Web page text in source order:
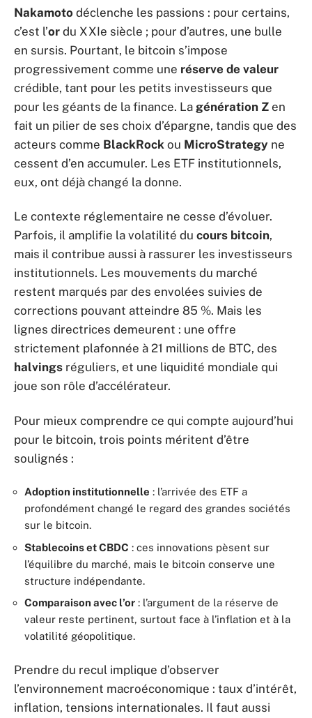
Nakamoto déclenche les passions : pour certains,
c’est l’or du XXIe siècle ; pour d’autres, une bulle
en sursis. Pourtant, le bitcoin s’impose
progressivement comme une réserve de valeur
crédible, tant pour les petits investisseurs que
pour les géants de la finance. La génération Z en
fait un pilier de ses choix d’épargne, tandis que des
acteurs comme BlackRock ou MicroStrategy ne
cessent d’en accumuler. Les ETF institutionnels,
eux, ont déjà changé la donne.
Le contexte réglementaire ne cesse d’évoluer.
Parfois, il amplifie la volatilité du cours bitcoin,
mais il contribue aussi à rassurer les investisseurs
institutionnels. Les mouvements du marché
restent marqués par des envolées suivies de
corrections pouvant atteindre 85 %. Mais les
lignes directrices demeurent : une offre
strictement plafonnée à 21 millions de BTC, des
halvings réguliers, et une liquidité mondiale qui
joue son rôle d’accélérateur.
Pour mieux comprendre ce qui compte aujourd’hui
pour le bitcoin, trois points méritent d’être
soulignés :
Adoption institutionnelle : l’arrivée des ETF a
profondément changé le regard des grandes sociétés
sur le bitcoin.
Stablecoins et CBDC : ces innovations pèsent sur
l’équilibre du marché, mais le bitcoin conserve une
structure indépendante.
Comparaison avec l’or : l’argument de la réserve de
valeur reste pertinent, surtout face à l’inflation et à la
volatilité géopolitique.
Prendre du recul implique d’observer
l’environnement macroéconomique : taux d’intérêt,
inflation, tensions internationales. Il faut aussi